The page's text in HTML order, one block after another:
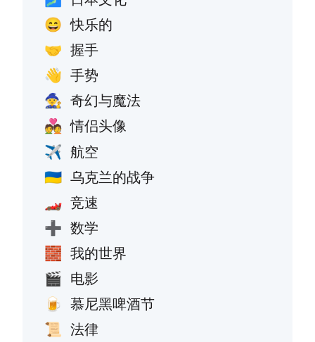
😄 快乐的
🤝 握手
👋 手势
🧙 奇幻与魔法
💑 情侣头像
✈️ 航空
🇺🇦 乌克兰的战争
🏎️ 竞速
➕ 数学
🧱 我的世界
🎬 电影
🍺 慕尼黑啤酒节
📜 法律